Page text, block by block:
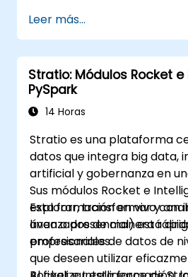
técnicas para el análisis
usando PySpark.
Leer más...
Stratio: Módulos Rocket
PySpark
14 Horas
Stratio es una plataforma
datos que integra big data,
artificial y gobernanza en
Sus módulos Rocket e
explorar, transformar y
avanzados de manera
empresariales.
Esta formación en vivo con
línea o presencial) está
profesionales de datos de
que deseen utilizar